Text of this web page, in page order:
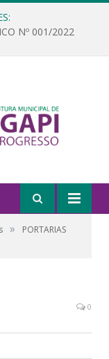
Nº 001/2022
»
PORTARIAS
0